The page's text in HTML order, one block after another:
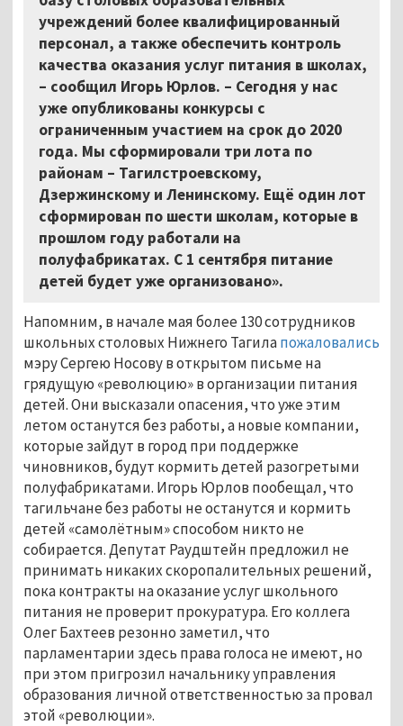
учреждений более квалифицированный
персонал, а также обеспечить контроль
качества оказания услуг питания в школах,
– сообщил Игорь Юрлов. – Сегодня у нас
уже опубликованы конкурсы с
ограниченным участием на срок до 2020
года. Мы сформировали три лота по
районам – Тагилстроевскому,
Дзержинскому и Ленинскому. Ещё один лот
сформирован по шести школам, которые в
прошлом году работали на
полуфабрикатах. С 1 сентября питание
детей будет уже организовано».
Напомним, в начале мая более 130 сотрудников
школьных столовых Нижнего Тагилапожаловались
мэру Сергею Носову в открытом письме на
грядущую «революцию» в организации питания
детей. Они высказали опасения, что уже этим
летом останутся без работы, а новые компании,
которые зайдут в город при поддержке
чиновников, будут кормить детей разогретыми
полуфабрикатами. Игорь Юрлов пообещал, что
тагильчане без работы не останутся и кормить
детей «самолётным» способом никто не
собирается. Депутат Раудштейн предложил не
принимать никаких скоропалительных решений,
пока контракты на оказание услуг школьного
питания не проверит прокуратура. Его коллега
Олег Бахтеев резонно заметил, что
парламентарии здесь права голоса не имеют, но
при этом пригрозил начальнику управления
образования личной ответственностью за провал
этой «революции».